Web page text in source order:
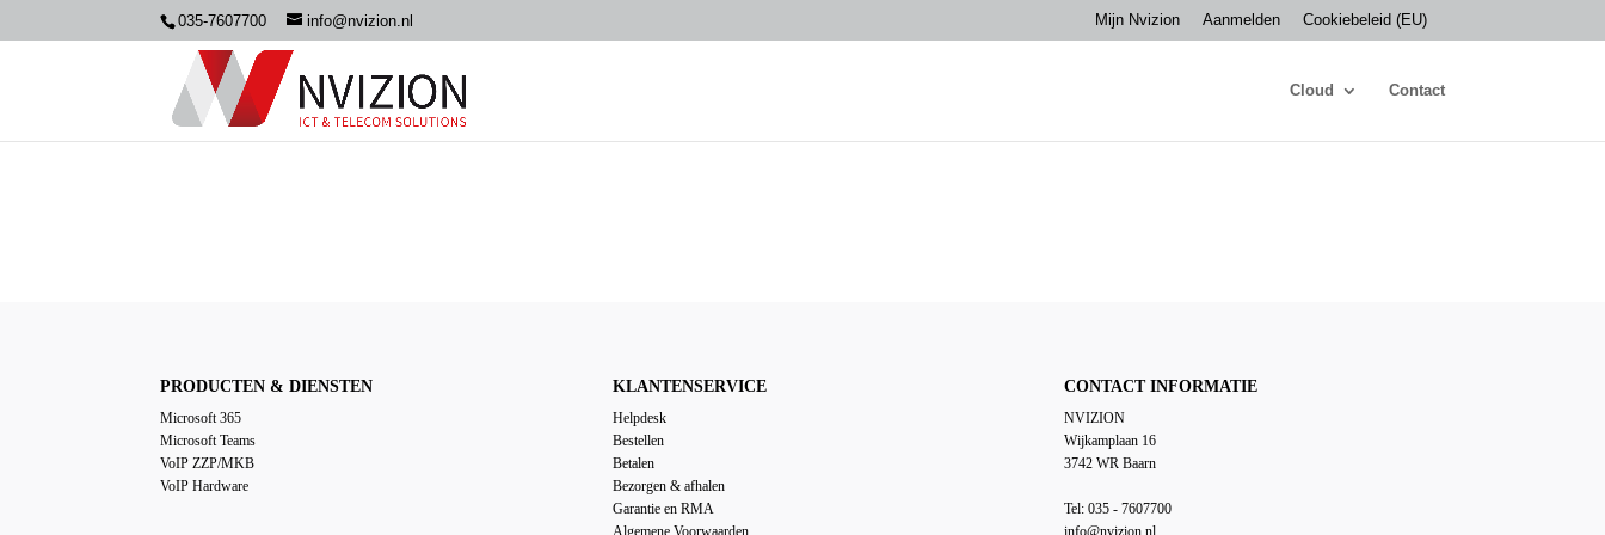
035-7607700 info@nvizion.nl Mijn Nvizion Aanmelden Cookiebeleid (EU)
Cloud Contact
PRODUCTEN & DIENSTEN
Microsoft 365
Microsoft Teams
VoIP ZZP/MKB
VoIP Hardware
KLANTENSERVICE
Helpdesk
Bestellen
Betalen
Bezorgen & afhalen
Garantie en RMA
CONTACT INFORMATIE
NVIZION
Wijkamplaan 16
3742 WR Baarn
Tel: 035 - 7607700